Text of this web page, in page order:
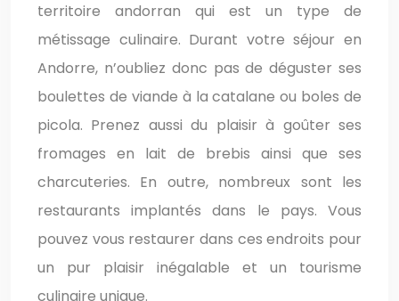
territoire andorran qui est un type de
métissage culinaire. Durant votre séjour en
Andorre, n’oubliez donc pas de déguster ses
boulettes de viande à la catalane ou boles de
picola. Prenez aussi du plaisir à goûter ses
fromages en lait de brebis ainsi que ses
charcuteries. En outre, nombreux sont les
restaurants implantés dans le pays. Vous
pouvez vous restaurer dans ces endroits pour
un pur plaisir inégalable et un tourisme
culinaire unique.